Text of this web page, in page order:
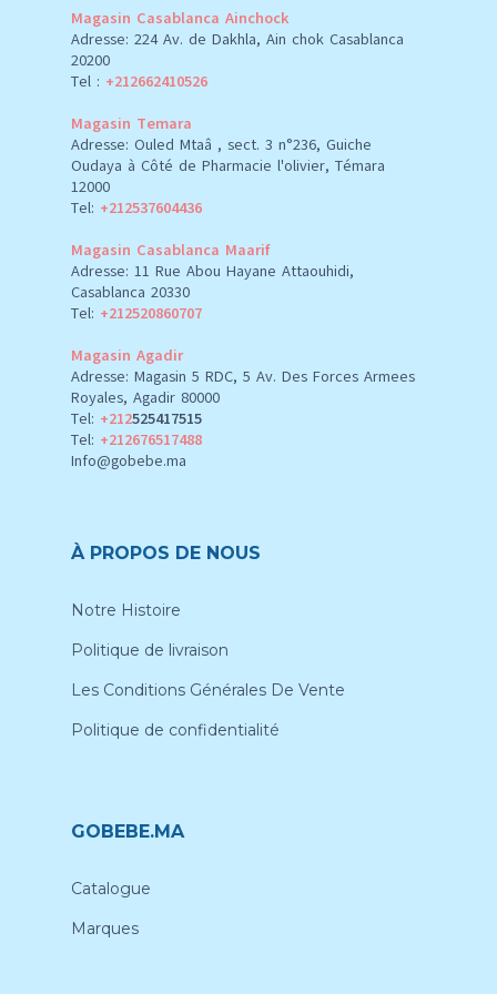
Magasin Casablanca Ainchock
Adresse: 224 Av. de Dakhla, Ain chok Casablanca
20200
Tel : +212662410526
Magasin Temara
Adresse: Ouled Mtaâ , sect. 3 n°236, Guiche
Oudaya à Côté de Pharmacie l'olivier, Témara
12000
Tel: +212537604436
Magasin Casablanca Maarif
Adresse: 11 Rue Abou Hayane Attaouhidi,
Casablanca 20330
Tel: +212520860707
Magasin Agadir
Adresse: Magasin 5 RDC, 5 Av. Des Forces Armees
Royales, Agadir 80000
Tel: +212525417515
Tel: +212676517488
Info@gobebe.ma
À PROPOS DE NOUS
Notre Histoire
Politique de livraison
Les Conditions Générales De Vente
Politique de confidentialité
GOBEBE.MA
Catalogue
Marques